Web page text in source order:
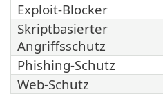
Exploit-Blocker
Skriptbasierter
Angriffsschutz
Phishing-Schutz
Web-Schutz